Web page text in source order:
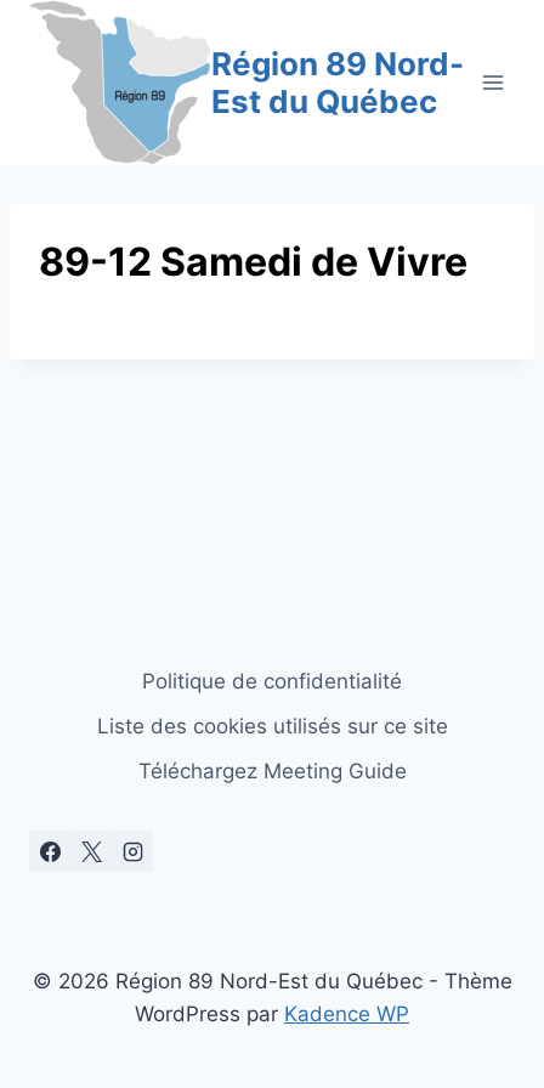
Aller
contenu
Région 89 Nord-
Est du Québec
89-12 Samedi de Vivre
Politique de confidentialité
Liste des cookies utilisés sur ce site
Téléchargez Meeting Guide
© 2026 Région 89 Nord-Est du Québec - Thème
WordPress par Kadence WP